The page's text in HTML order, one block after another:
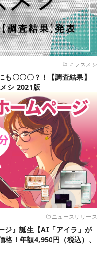
＃ラスメシ
〇〇〇？！【調査結果】
シ 2021版
ニュースリリース
ジ』誕生【AI「アイラ」が
！年額4,950円（税込）、